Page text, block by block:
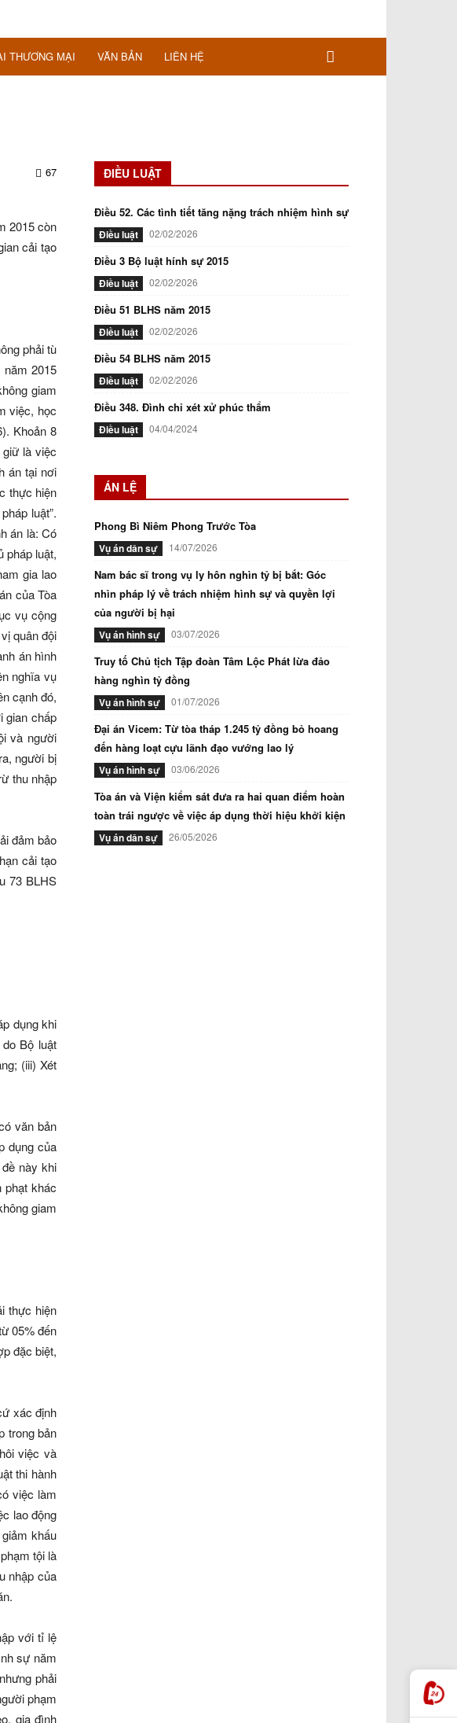
THƯƠNG MẠI VĂN BẢN LIÊN HỆ
67
2015 còn
cải tạo
phải tù
2015
giam
việc, học
Khoản 8
là việc
án tại nơi
thực hiện
luật”.
án là: Có
pháp luật,
gia lao
của Tòa
vụ cộng
quân đội
án hình
nghĩa vụ
cạnh đó,
gian chấp
và người
người bị
thu nhập
đảm bảo
cải tạo
73 BLHS
dụng khi
Bộ luật
(iii) Xét
văn bản
dụng của
này khi
phạt khác
giam
thực hiện
05% đến
đặc biệt,
xác định
trong bản
việc và
thi hành
việc làm
lao động
khấu
tội là
nhập của
với tỉ lệ
sự năm
phải
phạm
gia đình
ĐIỀU LUẬT
Điều 52. Các tình tiết tăng nặng trách nhiệm hình sự
Điều luật 02/02/2026
Điều 3 Bộ luật hính sự 2015
Điều luật 02/02/2026
Điều 51 BLHS năm 2015
Điều luật 02/02/2026
Điều 54 BLHS năm 2015
Điều luật 02/02/2026
Điều 348. Đình chỉ xét xử phúc thẩm
Điều luật 04/04/2024
ÁN LỆ
Phong Bì Niêm Phong Trước Tòa
Vụ án dân sự 14/07/2026
Nam bác sĩ trong vụ ly hôn nghìn tỷ bị bắt: Góc
nhìn pháp lý về trách nhiệm hình sự và quyền lợi
của người bị hại
Vụ án hình sự 03/07/2026
Truy tố Chủ tịch Tập đoàn Tâm Lộc Phát lừa đảo
hàng nghìn tỷ đồng
Vụ án hình sự 01/07/2026
Đại án Vicem: Từ tòa tháp 1.245 tỷ đồng bỏ hoang
đến hàng loạt cựu lãnh đạo vướng lao lý
Vụ án hình sự 03/06/2026
Tòa án và Viện kiểm sát đưa ra hai quan điểm hoàn
toàn trái ngược về việc áp dụng thời hiệu khởi kiện
Vụ án dân sự 26/05/2026